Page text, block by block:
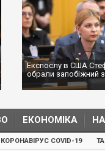
Експослу в США
обрали запобіжний
ЕКОНОМІКА
КОРОНАВІРУС COVID-19